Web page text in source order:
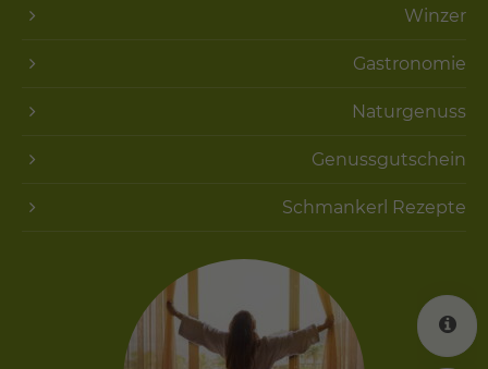
Winzer
Gastronomie
Naturgenuss
Genussgutschein
Schmankerl Rezepte